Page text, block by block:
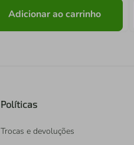
Adicionar ao carrinho
Políticas
Trocas e devoluções